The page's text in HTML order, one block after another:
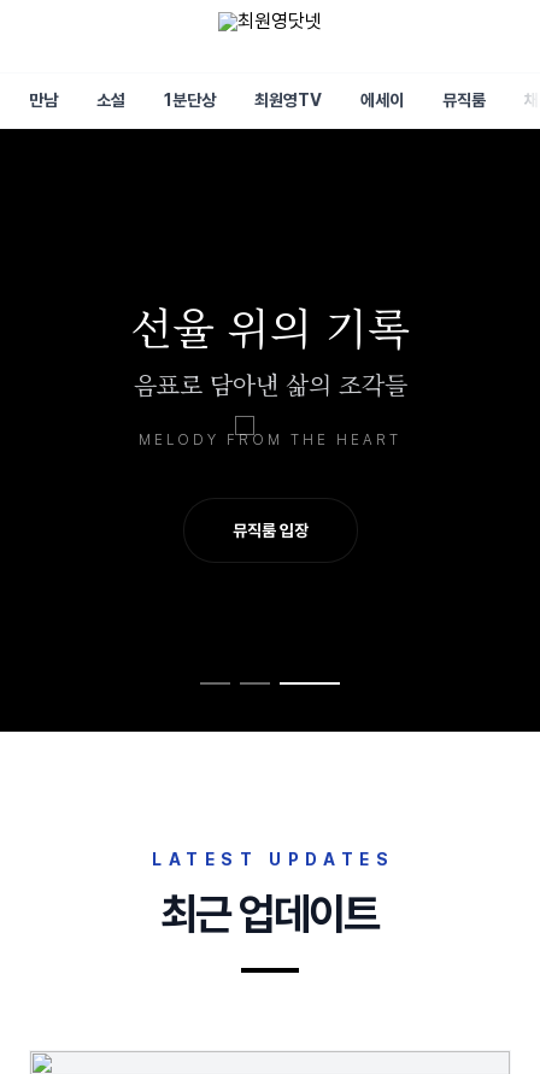
만남 소설 1분단상 최원영TV 에세이 뮤직룸
선율 위의 기록
음표로 담아낸 삶의 조각들
MELODY FROM THE HEART
뮤직룸 입장
LATEST UPDATES
최근 업데이트